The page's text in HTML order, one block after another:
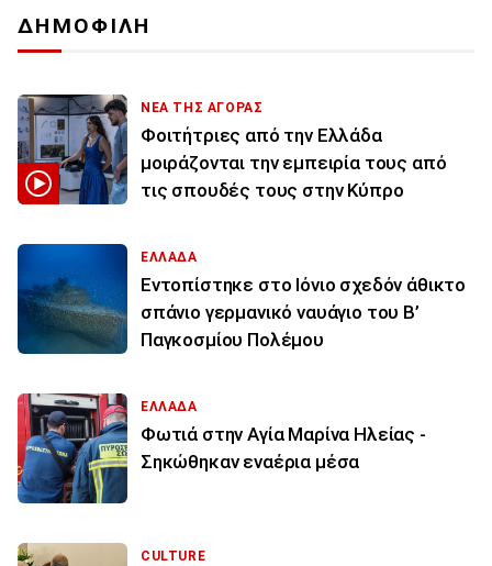
ΔΗΜΟΦΙΛΗ
ΝΕΑ ΤΗΣ ΑΓΟΡΑΣ
Φοιτήτριες από την Ελλάδα
μοιράζονται την εμπειρία τους από
τις σπουδές τους στην Κύπρο
ΕΛΛΑΔΑ
Εντοπίστηκε στο Ιόνιο σχεδόν άθικτο
σπάνιο γερμανικό ναυάγιο του Β’
Παγκοσμίου Πολέμου
ΕΛΛΑΔΑ
Φωτιά στην Aγία Μαρίνα Ηλείας -
Σηκώθηκαν εναέρια μέσα
CULTURE